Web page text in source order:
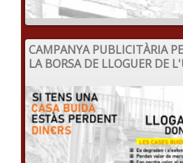
CAMPANYA PUBLICITÀRIA
LA BORSA DE LLOGUER DE